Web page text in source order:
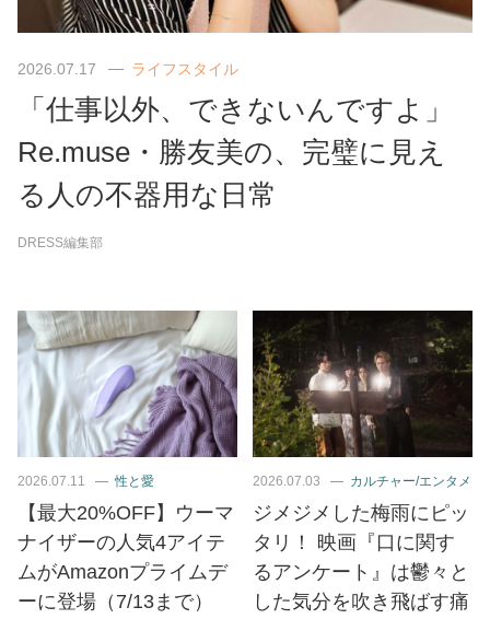
2026.07.17 ライフスタイル
「仕事以外、できないんですよ」
Re.muse・勝友美の、完璧に見え
る人の不器用な日常
DRESS編集部
2026.07.11 性と愛
【最大20%OFF】ウーマ
ナイザーの人気4アイテ
ムがAmazonプライムデ
ーに登場（7/13まで）
2026.07.03 カルチャー/エンタメ
ジメジメした梅雨にピッ
タリ！ 映画『口に関す
るアンケート』は鬱々と
した気分を吹き飛ばす痛